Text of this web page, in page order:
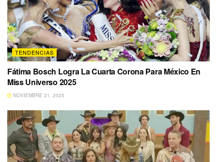
TENDENCIAS
Fátima Bosch Logra La Cuarta Corona Para México En
Miss Universo 2025
NOVIEMBRE 21, 2025